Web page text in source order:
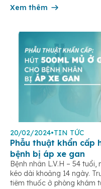
được mổ […]
Xem thêm
20/02/2024•TIN TỨC
Phẫu thuật khẩn cấp
bệnh bị áp xe gan
Bệnh nhân L.V.H – 54
kéo dài khoảng 14 ngày.
tiêm thuốc ở phòng khám